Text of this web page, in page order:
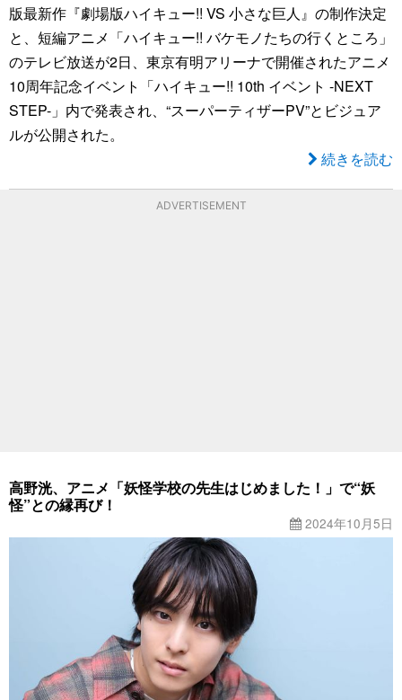
版最新作『劇場版ハイキュー!! VS 小さな巨人』の制作決定
と、短編アニメ「ハイキュー!! バケモノたちの行くところ」
のテレビ放送が2日、東京有明アリーナで開催されたアニメ
10周年記念イベント「ハイキュー!! 10th イベント -NEXT
STEP-」内で発表され、“スーパーティザーPV”とビジュア
ルが公開された。
続きを読む
ADVERTISEMENT
高野洸、アニメ「妖怪学校の先生はじめました！」で“妖
怪”との縁再び！
2024年10月5日